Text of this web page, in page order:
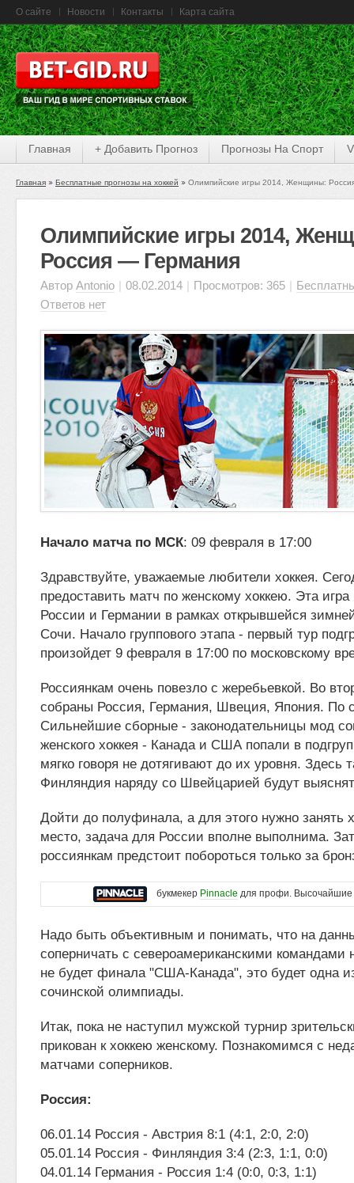
О сайте Новости Контакты Карта сайта
Главная + Добавить Прогноз Прогнозы На Спорт
Главная Бесплатные прогнозы на хоккей Олимпийские игры 2014, Женщины:
Олимпийские игры 2014,
Россия — Германия
Автор Antonio | 08.02.2014 | Просмотров: 365 |
Ответов нет
Начало матча по МСК: 09 февраля в 17:00
Здравствуйте, уважаемые любители хоккея.
предоставить матч по женскому хоккею. Эта
России и Германии в рамках открывшейся
Сочи. Начало группового этапа - первый тур
произойдет 9 февраля в 17:00 по московскому
Россиянкам очень повезло с жеребьевкой. Во
собраны Россия, Германия, Швеция, Япония. По
Сильнейшие сборные - законодательницы мод
женского хоккея - Канада и США попали в
мягко говоря не дотягивают до их уровня. Здесь
Финляндия наряду со Швейцарией будут
Дойти до полуфинала, а для этого нужно занять
место, задача для России вполне выполнима.
россиянкам предстоит побороться только за
букмекер Pinnacle для профи.
Надо быть объективным и понимать, что на
соперничать с североамериканскими командами
не будет финала "США-Канада", это будет одна
сочинской олимпиады.
Итак, пока не наступил мужской турнир
прикован к хоккею женскому. Познакомимся с
матчами соперников.
Россия:
06.01.14 Россия - Австрия 8:1 (4:1, 2:0, 2:0)
05.01.14 Россия - Финляндия 3:4 (2:3, 1:1, 0:0)
04.01.14 Германия - Россия 1:4 (0:0, 0:3, 1:1)